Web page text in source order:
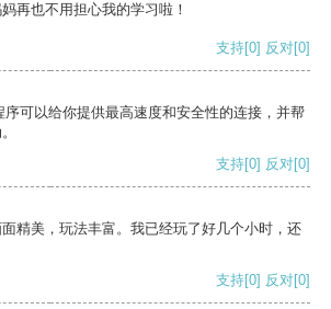
再也不用担心我的学习啦！
支持[0] 反对[0]
可以给你提供最高速度和安全性的连接，并帮
支持[0] 反对[0]
精美，玩法丰富。我已经玩了好几个小时，还
支持[0] 反对[0]